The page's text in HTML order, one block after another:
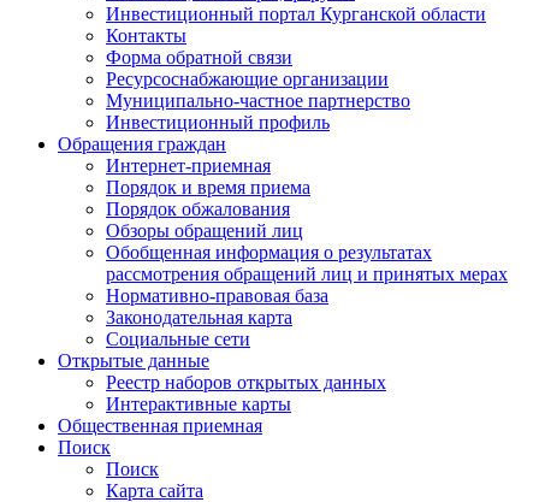
Инвестиционный портал Курганской области
Контакты
Форма обратной связи
Ресурсоснабжающие организации
Муниципально-частное партнерство
Инвестиционный профиль
Обращения граждан
Интернет-приемная
Порядок и время приема
Порядок обжалования
Обзоры обращений лиц
Обобщенная информация о результатах
рассмотрения обращений лиц и принятых мерах
Нормативно-правовая база
Законодательная карта
Социальные сети
Открытые данные
Реестр наборов открытых данных
Интерактивные карты
Общественная приемная
Поиск
Поиск
Карта сайта